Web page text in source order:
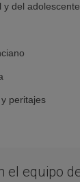
y del adolescente
peritajes
el equipo